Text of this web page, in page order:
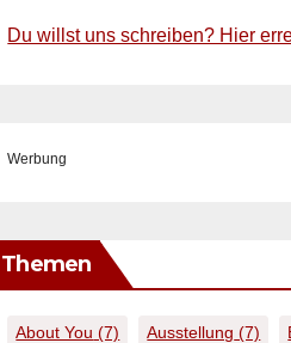
Du willst uns schreiben? Hier
Werbung
Themen
About You (7) Ausstellung (7)